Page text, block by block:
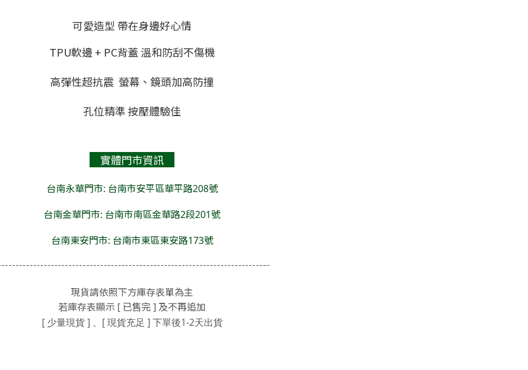
可愛造型 帶在身邊好心情
TPU軟邊 + PC背蓋 溫和防刮不傷機
高彈性超抗震 螢幕、鏡頭加高防撞
孔位精準 按壓體驗佳
實體門市資訊
台南永華門市: 台南市安平區華平路208號
台南金華門市: 台南市南區金華路2段201號
台南東安門市: 台南市東區東安路173號
現貨請依照下方庫存表單為主
若庫存表顯示 [ 已售完 ] 及不再追加
[ 少量現貨 ] 、[ 現貨充足 ] 下單後1-2天出貨